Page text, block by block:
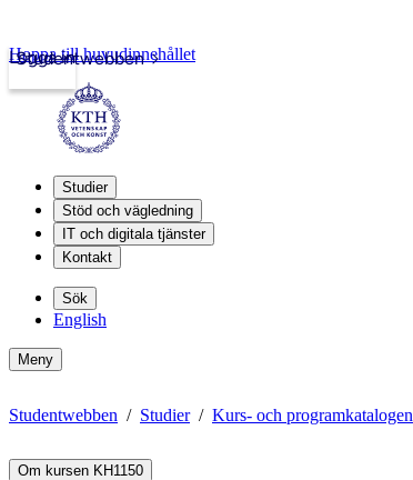
Studentwebben
Logga in
Hoppa till huvudinnehållet
Studier
Stöd och vägledning
IT och digitala tjänster
Kontakt
Sök
English
Meny
Studentwebben Studier Kurs- och programkatalogen
Om kursen KH1150